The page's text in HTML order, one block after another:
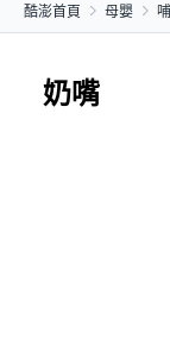
酷澎首頁 母嬰
奶嘴